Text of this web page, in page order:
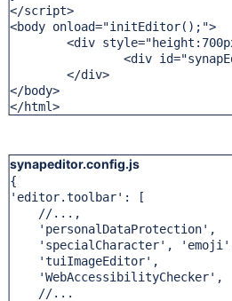
</script>
<body onload="initEditor();">
<div
<div
	</div>
</body>
</html>
synapeditor.config.js
{
'editor.toolbar': [
    //...,
    'personalDataProtection',
'specialCharacter',
    'tuiImageEditor',
    'WebAccessibilityChecker',
    //...